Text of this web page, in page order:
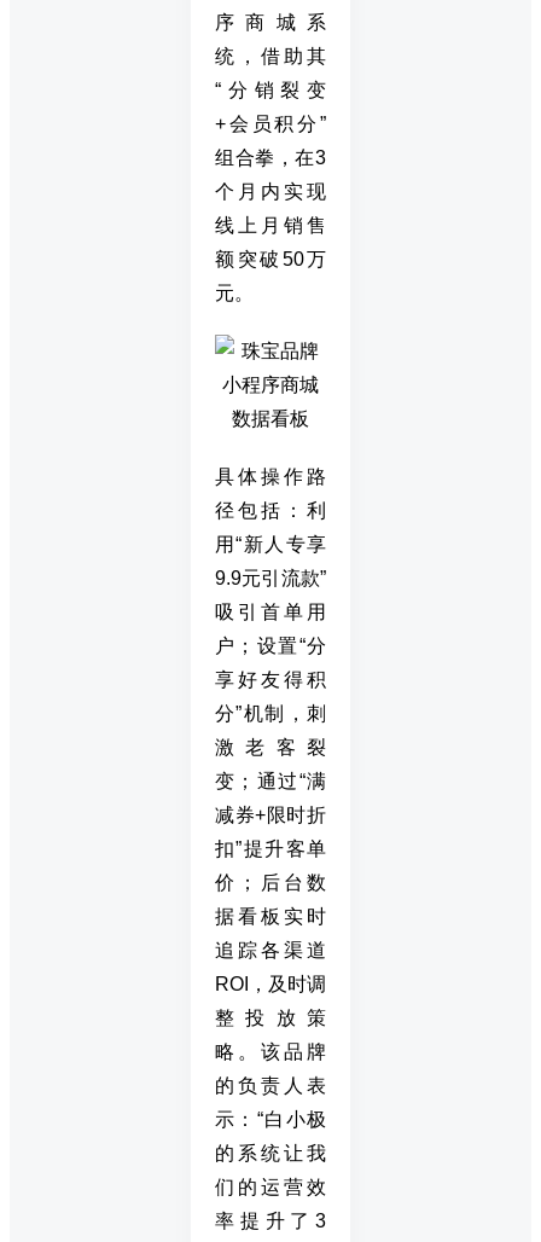
序商城系
统，借助其
“分销裂变
+会员积分”
组合拳，在3
个月内实现
线上月销售
额突破50万
元。
具体操作路
径包括：利
用“新人专享
9.9元引流款”
吸引首单用
户；设置“分
享好友得积
分”机制，刺
激老客裂
变；通过“满
减券+限时折
扣”提升客单
价；后台数
据看板实时
追踪各渠道
ROI，及时调
整投放策
略。该品牌
的负责人表
示：“白小极
的系统让我
们的运营效
率提升了3